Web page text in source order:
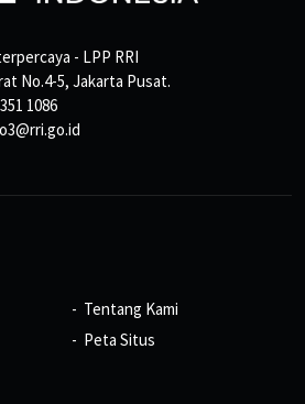
- LPP RRI
No.4-5, Jakarta Pusat.
1086
Tentang Kami
Peta Situs